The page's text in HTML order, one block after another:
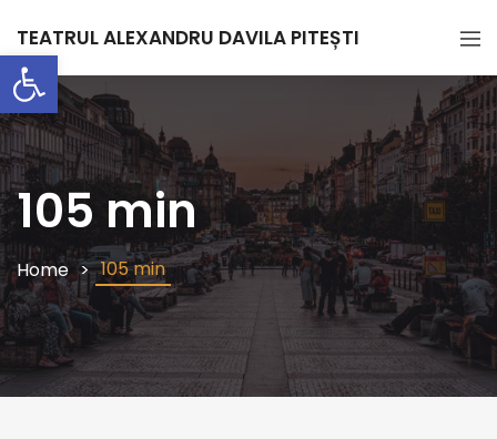
Deschide bara de unelte
TEATRUL ALEXANDRU DAVILA PITEȘTI
105 min
Home 105 min